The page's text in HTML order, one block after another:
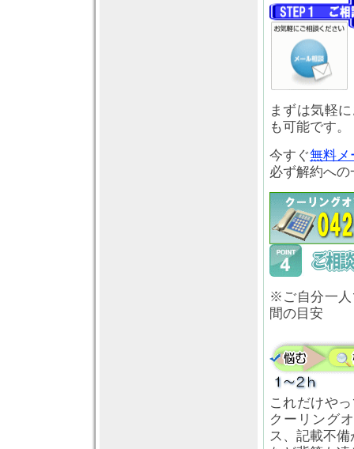
まずは気軽
も可能です。
今すぐ無料メ
必ず解約へ
※ご自分一人
間の目安
これだけや
クーリング
ス、記載不